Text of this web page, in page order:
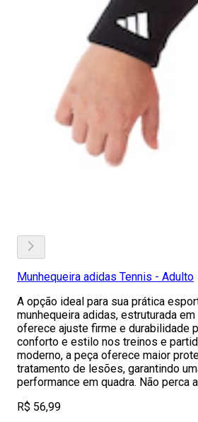
Munhequeira adidas Tennis - Adulto
A opção ideal para sua prática
munhequeira adidas, estruturada
oferece ajuste firme e durabilidade
conforto e estilo nos treinos e
moderno, a peça oferece maior
tratamento de lesões, garantindo
performance em quadra. Não perca
R$ 56,99